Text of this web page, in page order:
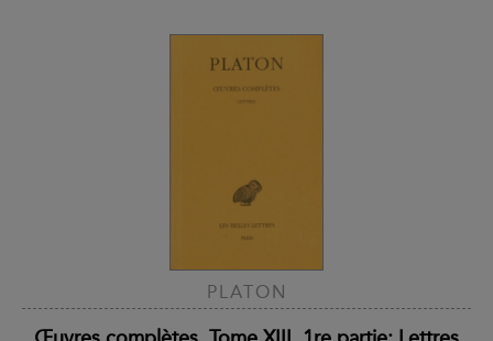
PLATON